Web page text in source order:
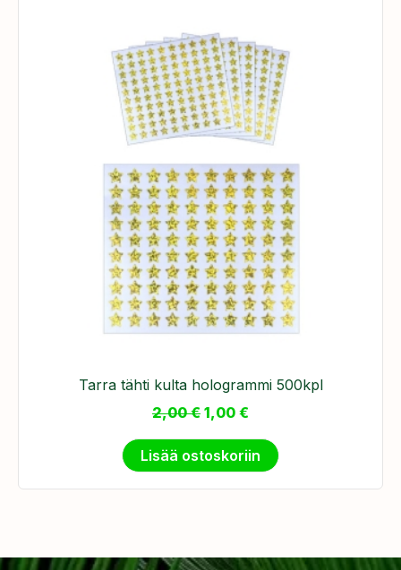
Tarra tähti kulta hologrammi 500kpl
2,00€ 1,00 €
Lisää ostoskoriin